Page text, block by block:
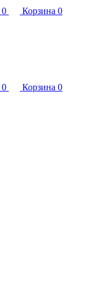
0 Корзина 0
0 Корзина 0